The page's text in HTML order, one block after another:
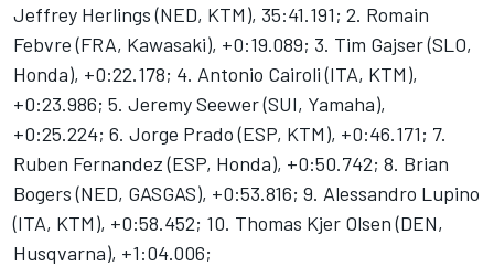
Jeffrey Herlings (NED, KTM), 35:41.191; 2. Romain
Febvre (FRA, Kawasaki), +0:19.089; 3. Tim Gajser (SLO,
Honda), +0:22.178; 4. Antonio Cairoli (ITA, KTM),
+0:23.986; 5. Jeremy Seewer (SUI, Yamaha),
+0:25.224; 6. Jorge Prado (ESP, KTM), +0:46.171; 7.
Ruben Fernandez (ESP, Honda), +0:50.742; 8. Brian
Bogers (NED, GASGAS), +0:53.816; 9. Alessandro Lupino
(ITA, KTM), +0:58.452; 10. Thomas Kjer Olsen (DEN,
Husqvarna), +1:04.006;